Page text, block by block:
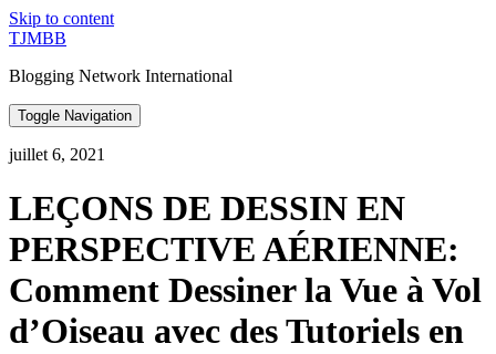
Skip to content
TJMBB
Blogging Network International
Toggle Navigation
juillet 6, 2021
LEÇONS DE DESSIN EN
PERSPECTIVE AÉRIENNE:
Comment Dessiner la Vue à Vol
d’Oiseau avec des Tutoriels en